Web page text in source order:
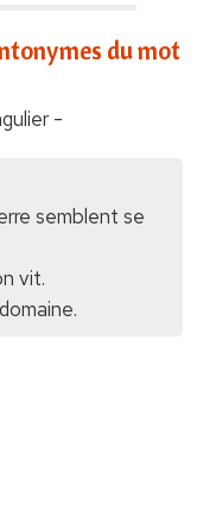
du mot
-
semblent se
vit.